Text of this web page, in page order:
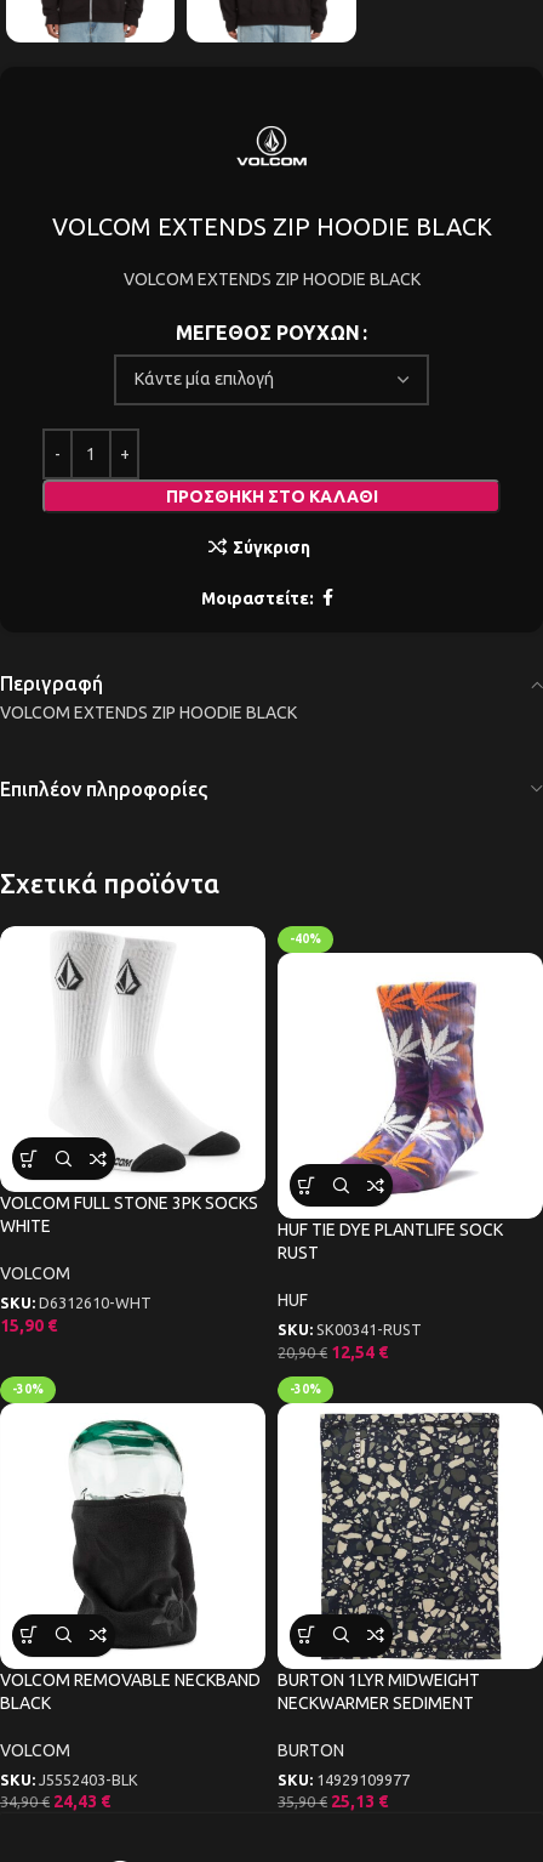
VOLCOM EXTENDS ZIP HOODIE BLACK
VOLCOM EXTENDS ZIP HOODIE BLACK
ΜΕΓΕΘΟΣ ΡΟΥΧΩΝ
ΠΡΟΣΘΉΚΗ ΣΤΟ ΚΑΛΆΘΙ
Σύγκριση
Μοιραστείτε:
Περιγραφή
VOLCOM EXTENDS ZIP HOODIE BLACK
Επιπλέον πληροφορίες
Σχετικά προϊόντα
VOLCOM FULL STONE 3PK SOCKS
WHITE
VOLCOM
SKU: D6312610-WHT
15,90 €
-40%
HUF TIE DYE PLANTLIFE SOCK
RUST
HUF
SKU: SK00341-RUST
20,90€ 12,54 €
-30%
VOLCOM REMOVABLE NECKBAND
BLACK
VOLCOM
SKU: J5552403-BLK
34,90€ 24,43 €
-30%
BURTON 1LYR MIDWEIGHT
NECKWARMER SEDIMENT
BURTON
SKU: 14929109977
35,90€ 25,13 €